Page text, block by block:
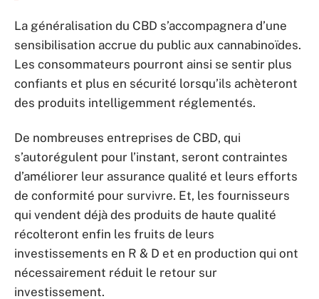
La généralisation du CBD s’accompagnera d’une
sensibilisation accrue du public aux cannabinoïdes.
Les consommateurs pourront ainsi se sentir plus
confiants et plus en sécurité lorsqu’ils achèteront
des produits intelligemment réglementés.
De nombreuses entreprises de CBD, qui
s’autorégulent pour l’instant, seront contraintes
d’améliorer leur assurance qualité et leurs efforts
de conformité pour survivre. Et, les fournisseurs
qui vendent déjà des produits de haute qualité
récolteront enfin les fruits de leurs
investissements en R & D et en production qui ont
nécessairement réduit le retour sur
investissement.